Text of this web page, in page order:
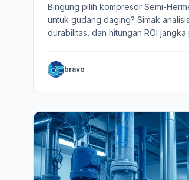
Bingung pilih kompresor Semi-
untuk gudang daging? Simak
durabilitas, dan hitungan ROI jangka
bravo